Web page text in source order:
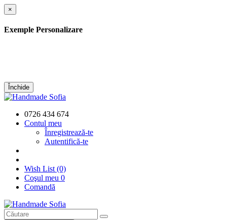
×
Exemple Personalizare
Închide
0726 434 674
Contul meu
Înregistrează-te
Autentifică-te
Wish List (0)
Coşul meu 0
Comandă